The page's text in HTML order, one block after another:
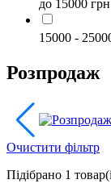
до 15000
15000 -
Розпродаж
Очистити фільтр
Підібрано 1